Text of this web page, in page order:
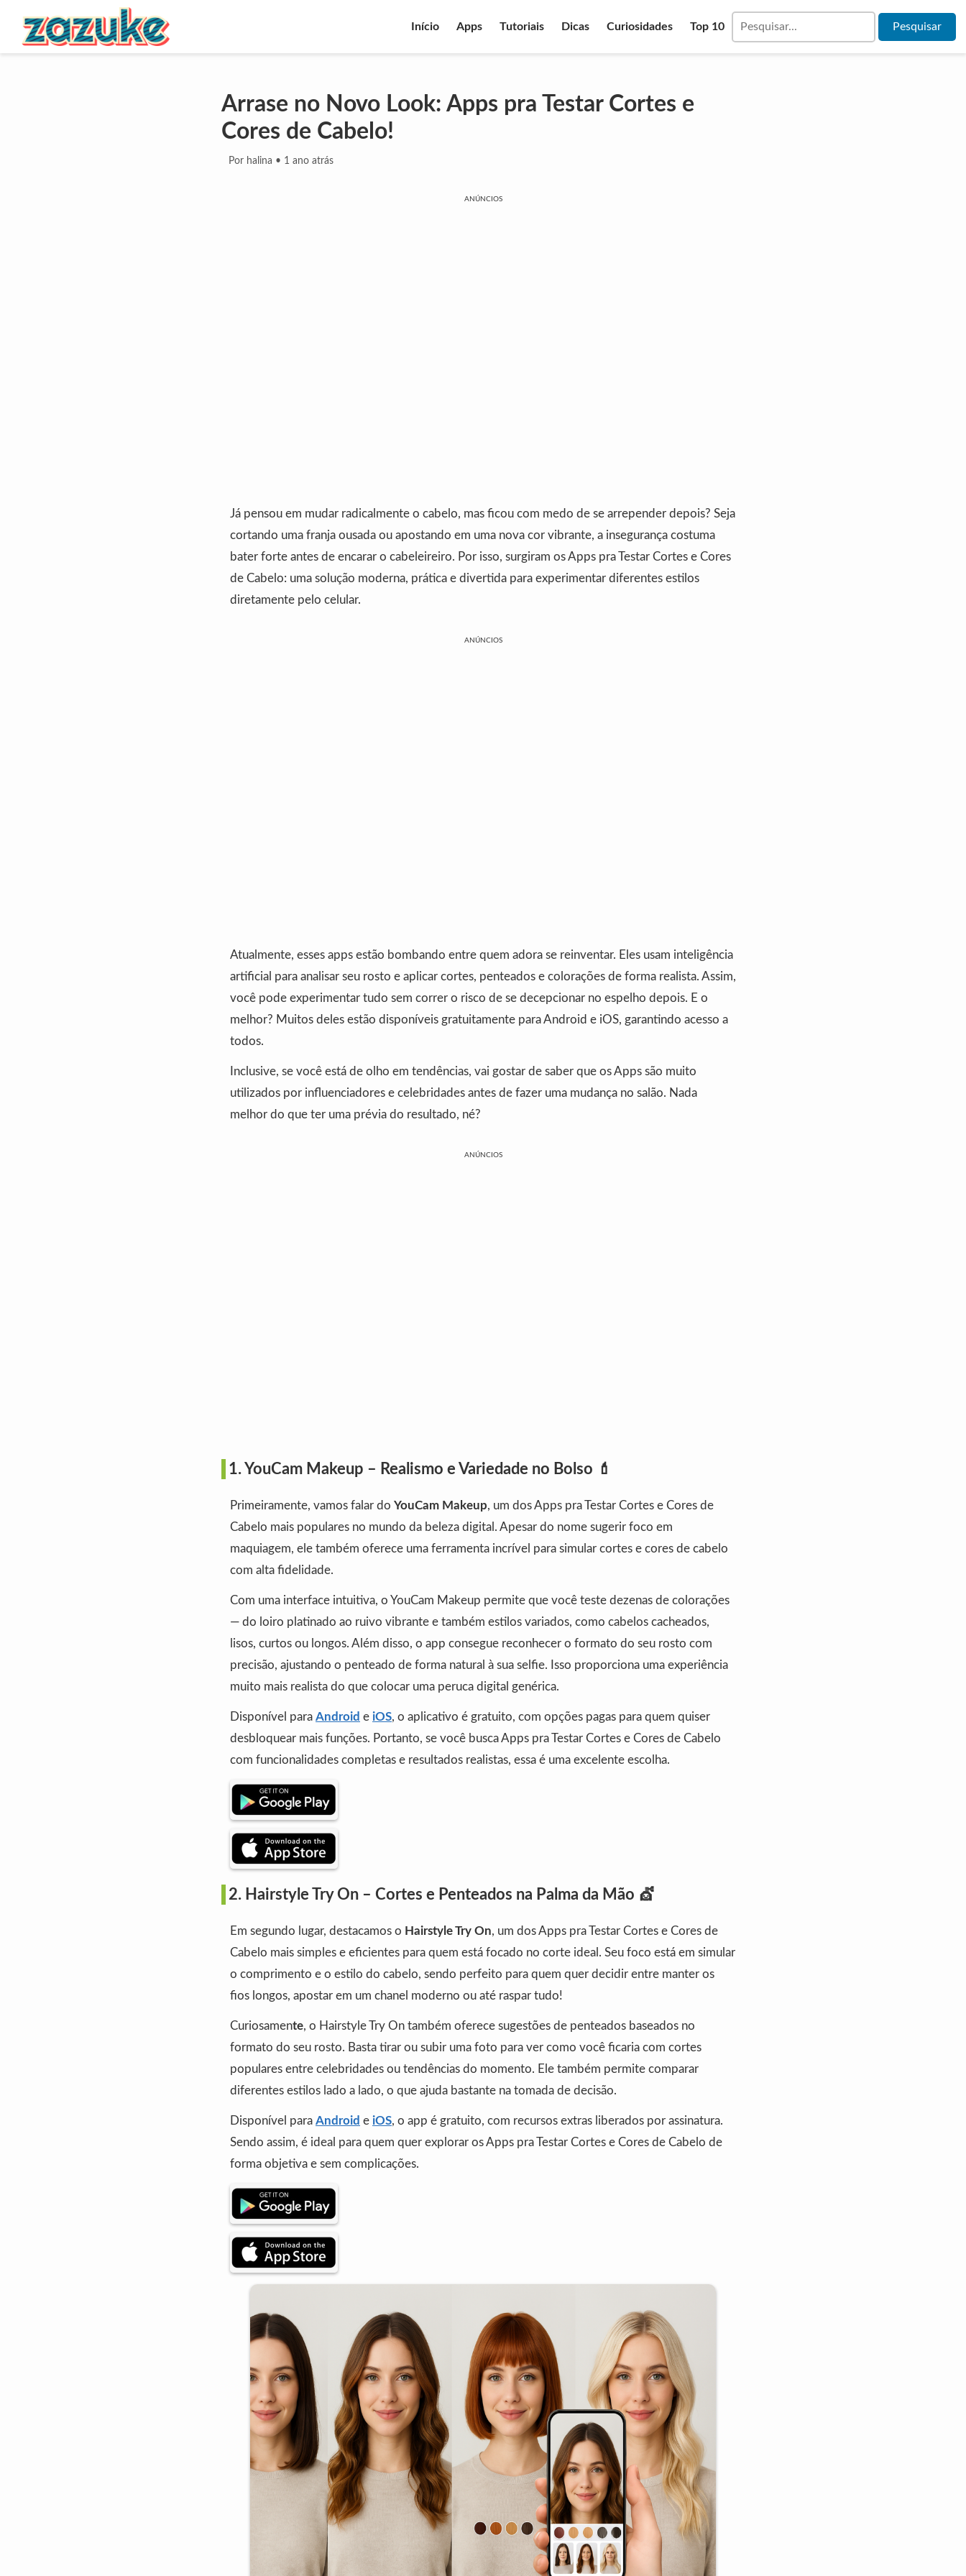
Início Apps Tutoriais Dicas Curiosidades Top 10
Arrase no Novo Look: Apps pra Testar Cortes e
Cores de Cabelo!
Por halina • 1 ano atrás
ANÚNCIOS
Já pensou em mudar radicalmente o cabelo, mas ficou com medo de se arrepender depois? Seja
cortando uma franja ousada ou apostando em uma nova cor vibrante, a insegurança costuma
bater forte antes de encarar o cabeleireiro. Por isso, surgiram os Apps pra Testar Cortes e Cores
de Cabelo: uma solução moderna, prática e divertida para experimentar diferentes estilos
diretamente pelo celular.
ANÚNCIOS
Atualmente, esses apps estão bombando entre quem adora se reinventar. Eles usam inteligência
artificial para analisar seu rosto e aplicar cortes, penteados e colorações de forma realista. Assim,
você pode experimentar tudo sem correr o risco de se decepcionar no espelho depois. E o
melhor? Muitos deles estão disponíveis gratuitamente para Android e iOS, garantindo acesso a
todos.
Inclusive, se você está de olho em tendências, vai gostar de saber que os Apps são muito
utilizados por influenciadores e celebridades antes de fazer uma mudança no salão. Nada
melhor do que ter uma prévia do resultado, né?
ANÚNCIOS
1. YouCam Makeup – Realismo e Variedade no Bolso 💄
Primeiramente, vamos falar do YouCam Makeup, um dos Apps pra Testar Cortes e Cores de
Cabelo mais populares no mundo da beleza digital. Apesar do nome sugerir foco em
maquiagem, ele também oferece uma ferramenta incrível para simular cortes e cores de cabelo
com alta fidelidade.
Com uma interface intuitiva, o YouCam Makeup permite que você teste dezenas de colorações
— do loiro platinado ao ruivo vibrante e também estilos variados, como cabelos cacheados,
lisos, curtos ou longos. Além disso, o app consegue reconhecer o formato do seu rosto com
precisão, ajustando o penteado de forma natural à sua selfie. Isso proporciona uma experiência
muito mais realista do que colocar uma peruca digital genérica.
Disponível para Android e iOS, o aplicativo é gratuito, com opções pagas para quem quiser
desbloquear mais funções. Portanto, se você busca Apps pra Testar Cortes e Cores de Cabelo
com funcionalidades completas e resultados realistas, essa é uma excelente escolha.
2. Hairstyle Try On – Cortes e Penteados na Palma da Mão 💇
Em segundo lugar, destacamos o Hairstyle Try On, um dos Apps pra Testar Cortes e Cores de
Cabelo mais simples e eficientes para quem está focado no corte ideal. Seu foco está em simular
o comprimento e o estilo do cabelo, sendo perfeito para quem quer decidir entre manter os
fios longos, apostar em um chanel moderno ou até raspar tudo!
Curiosamente, o Hairstyle Try On também oferece sugestões de penteados baseados no
formato do seu rosto. Basta tirar ou subir uma foto para ver como você ficaria com cortes
populares entre celebridades ou tendências do momento. Ele também permite comparar
diferentes estilos lado a lado, o que ajuda bastante na tomada de decisão.
Disponível para Android e iOS, o app é gratuito, com recursos extras liberados por assinatura.
Sendo assim, é ideal para quem quer explorar os Apps pra Testar Cortes e Cores de Cabelo de
forma objetiva e sem complicações.